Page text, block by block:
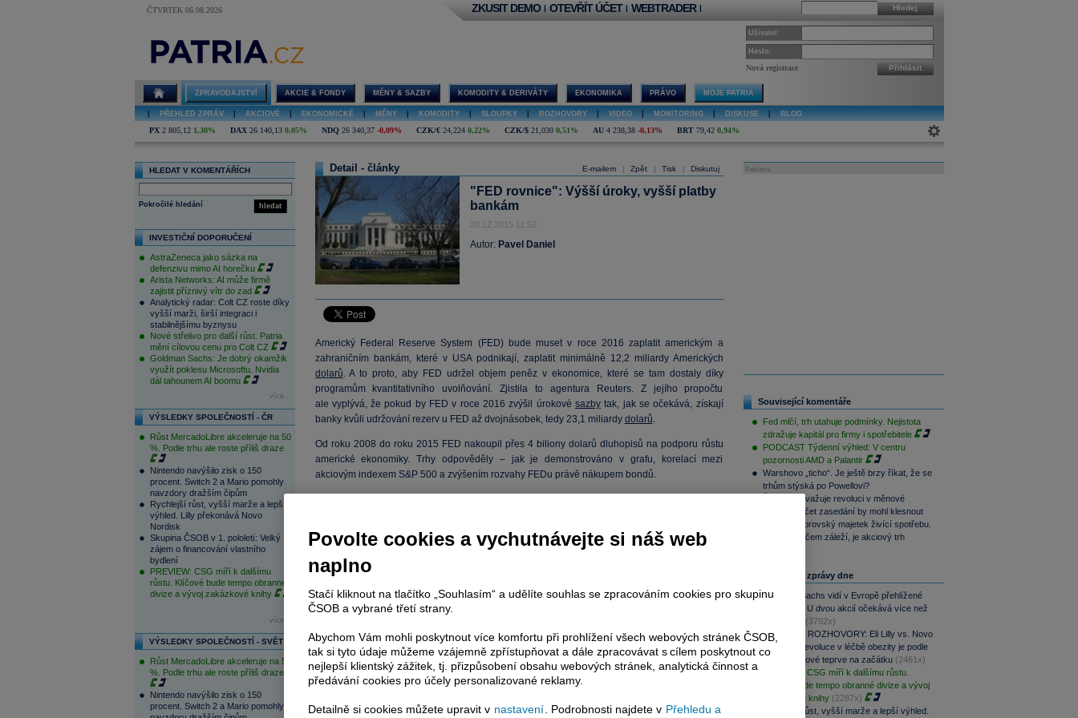
ČTVRTEK 06.08.2026 Hledej
ZKUSIT DEMO | OTEVŘÍT ÚČET | WEBTRADER |
Uživatel:
Heslo:
Nová registrace Přihlásit
ZPRAVODAJSTVÍ AKCIE & FONDY MĚNY & SAZBY KOMODITY & DERIVÁTY EKONOMIKA PRÁVO MOJE PATRIA
PŘEHLED ZPRÁV AKCIOVÉ EKONOMICKÉ MĚNY KOMODITY SLOUPKY ROZHOVORY VIDEO MONITORING DISKUSE BLOG
PX 2 805,12 1,30% DAX 26 140,13 0,05% NDQ 26 340,37 -0,09% CZK/€ 24,224 0,22% CZK/$ 21,030 0,51% AU 4 238,38 -0,13% BRT 79,42 0,94%
HLEDAT V KOMENTÁŘÍCH
hledat
Pokročilé hledání
INVESTIČNÍ DOPORUČENÍ
AstraZeneca jako sázka na
defenzivu mimo AI horečku
Arista Networks: AI může firmě
zajistit příznivý vítr do zad
Analytický radar: Colt CZ roste díky
vyšší marži, širší integraci i
stabilnějšímu byznysu
Nové střelivo pro další růst. Patria
mění cílovou cenu pro Colt CZ
Goldman Sachs: Je dobrý okamžik
využít poklesu Microsoftu. Nvidia
dál tahounem AI boomu
více...
VÝSLEDKY SPOLEČNOSTÍ - ČR
Růst MercadoLibre akceleruje na 50
%. Podle trhu ale roste příliš draze
Nintendo navýšilo zisk o 150
procent. Switch 2 a Mario pomohly
navzdory dražším čipům
Rychlejší růst, vyšší marže a lepší
výhled. Lilly překonává Novo
Nordisk
Skupina ČSOB v 1. pololetí: Velký
zájem o financování vlastního
bydlení
PREVIEW: CSG míří k dalšímu
růstu. Klíčové bude tempo obranné
divize a vývoj zakázkové knihy
více...
VÝSLEDKY SPOLEČNOSTÍ - SVĚT
Růst MercadoLibre akceleruje na 50
%. Podle trhu ale roste příliš draze
Nintendo navýšilo zisk o 150
procent. Switch 2 a Mario pomohly
E-mailem Zpět Tisk Diskutuj
Detail - články
"FED rovnice": Výšší úroky, vyšší platby
bankám
28.12.2015 11:52
Autor: Pavel Daniel
Americký Federal Reserve System (FED) bude muset v roce 2016 zaplatit americkým a
zahraničním bankám, které v USA podnikají, zaplatit minimálně 12,2 miliardy Amerických
dolarů. A to proto, aby FED udržel objem peněz v ekonomice, které se tam dostaly díky
programům kvantitativního uvolňování. Zjistila to agentura Reuters. Z jejího propočtu
ale vyplývá, že pokud by FED v roce 2016 zvýšil úrokové sazbytak, jak se očekává, získají
banky kvůli udržování rezerv u FED až dvojnásobek, tedy 23,1 miliardy dolarů.
Od roku 2008 do roku 2015 FED nakoupil přes 4 biliony dolarů dluhopisů na podporu růstu
americké ekonomiky. Trhy odpověděly – jak je demonstrováno v grafu, korelací mezi
akciovým indexem S&P 500 a zvýšením rozvahy FEDu právě nákupem bondů.
Reklama
Související komentáře
Fed mlčí, trh utahuje podmínky. Nejistota
zdražuje kapitál pro firmy i spotřebitele
PODCAST Týdenní výhled: V centru
pozornosti AMD a Palantir
Warshovo „ticho“. Je ještě brzy říkat, že se
trhům stýská po Powellovi?
Šéf Fedu zvažuje revoluci v měnové
politice. Počet zasedání by mohl klesnout
Yardeni: Obrovský majetek živící spotřebu.
Jediné, na čem záleží, je akciový trh
Nejčtenější zprávy dne
Goldman Sachs vidí v Evropě přehlížené
příležitosti. U dvou akcií očekává více než
(3792x)
PODCAST ROZHOVORY: Eli Lilly vs. Novo
Nordisk. Revoluce v léčbě obezity je podle
MUDr. Kunové teprve na začátku (2461x)
PREVIEW: CSG míří k dalšímu růstu.
Klíčové bude tempo obranné divize a vývoj
zakázkové knihy (2287x)
Rychlejší růst, vyšší marže a lepší výhled.
Povolte cookies a vychutnávejte si náš web
naplno
Stačí kliknout na tlačítko „Souhlasím“ a udělíte souhlas se zpracováním cookies pro skupinu
ČSOB a vybrané třetí strany.
Abychom Vám mohli poskytnout více komfortu při prohlížení všech webových stránek ČSOB,
tak si tyto údaje můžeme vzájemně zpřístupňovat a dále zpracovávat s cílem poskytnout co
nejlepší klientský zážitek, tj. přizpůsobení obsahu webových stránek, analytická činnost a
předávání cookies pro účely personalizované reklamy.
Detailně si cookies můžete upravit v nastavení . Podrobnosti najdete v Přehledu a